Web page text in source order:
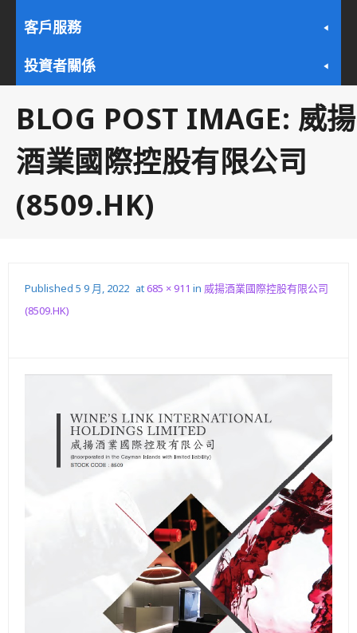
客戶服務
投資者關係
BLOG POST IMAGE: 威揚
酒業國際控股有限公司
(8509.HK)
Published 5 9 月, 2022 at685 × 911 in 威揚酒業國際控股有限公司
(8509.HK)